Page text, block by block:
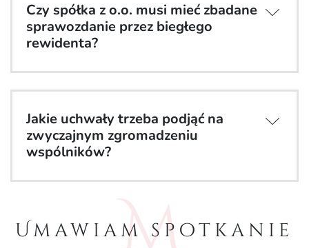
Czy spółka z o.o. musi mieć zbadane
sprawozdanie przez biegłego
rewidenta?
Jakie uchwały trzeba podjąć na
zwyczajnym zgromadzeniu
wspólników?
Umawiam spotkanie